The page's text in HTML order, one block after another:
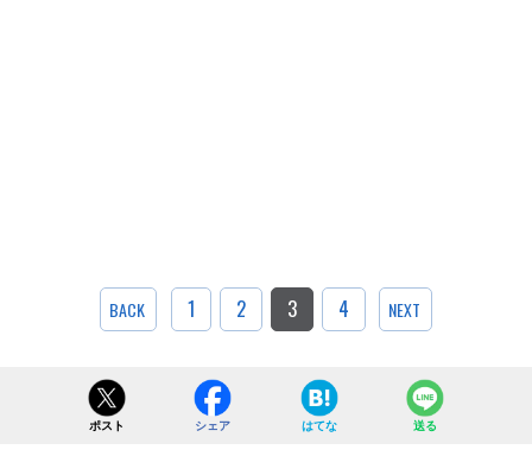
BACK 1 2 3 4 NEXT
ポスト シェア はてな 送る